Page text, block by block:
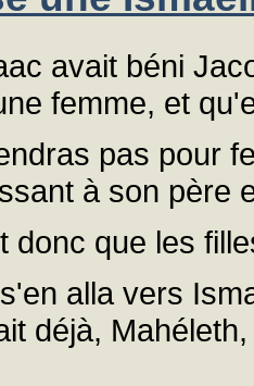
avait béni
femme, et
pas pour
à son père
donc que les
alla vers
déjà,